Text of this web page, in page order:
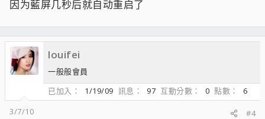
因为藍屏几秒后就自动重启了
louifei
一般般會員
已加入
1/19/09 訊息 97 互動分數 0 點數
6
3/7/10
#4